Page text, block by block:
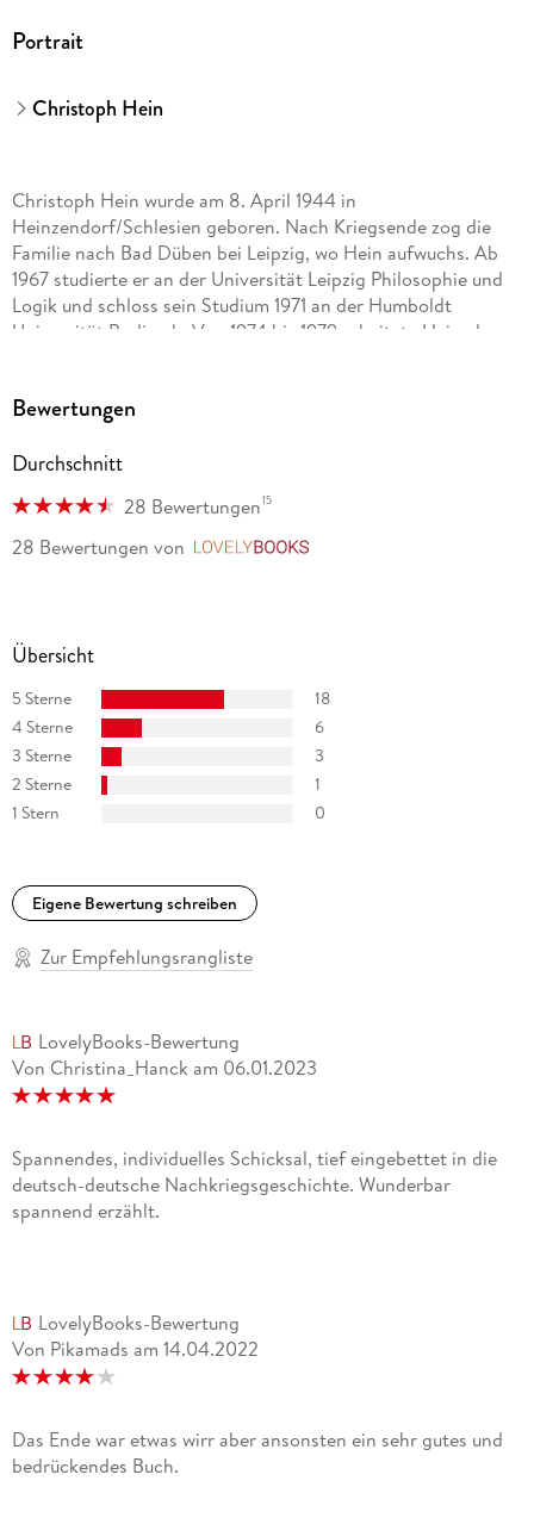
Portrait
Christoph Hein
Christoph Hein wurde am 8. April 1944 in
Heinzendorf/Schlesien geboren. Nach Kriegsende zog die
Familie nach Bad Düben bei Leipzig, wo Hein aufwuchs. Ab
1967 studierte er an der Universität Leipzig Philosophie und
Logik und schloss sein Studium 1971 an der Humboldt
Universität Berlin ab. Von 1974 bis 1979 arbeitete Hein als
Hein wurde mit zahlreichen Preisen ausgezeichnet, u. a. mit
Das Narrenschiff
stand monatelang auf der Spiegel-Bestsellerliste.
Bewertungen
Durchschnitt
28 Bewertungen15
28 Bewertungen von
Übersicht
5 Sterne
18
4 Sterne
6
3 Sterne
3
2 Sterne
1
1 Stern
0
Eigene Bewertung schreiben
Zur Empfehlungsrangliste
LovelyBooks-Bewertung
Von Christina_Hanck am 06.01.2023
Spannendes, individuelles Schicksal, tief eingebettet in die
deutsch-deutsche Nachkriegsgeschichte. Wunderbar
spannend erzählt.
LovelyBooks-Bewertung
Von Pikamads am 14.04.2022
Das Ende war etwas wirr aber ansonsten ein sehr gutes und
bedrückendes Buch.